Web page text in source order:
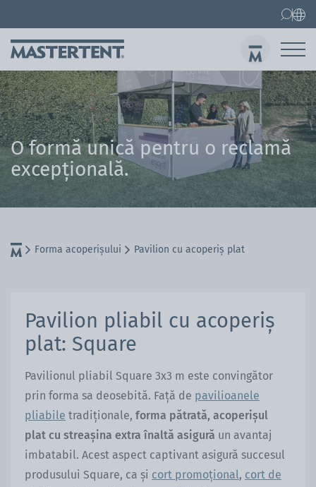
O formă unică pentru o reclamă
excepțională.
Forma acoperișului Pavilion cu acoperiș plat
Pavilion pliabil cu acoperiș
plat: Square
Pavilionul pliabil Square 3x3 m este convingător
prin forma sa deosebită. Față de pavilioanele
pliabile tradiționale, forma pătrată, acoperișul
plat cu streașina extra înaltă asigură un avantaj
imbatabil. Acest aspect captivant asigură succesul
produsului Square, ca și cort promoțional, cort de
Contact
Întrebări frecvente
Pavilion
Pavilion 3 x 3 m
Garnituri de berărie